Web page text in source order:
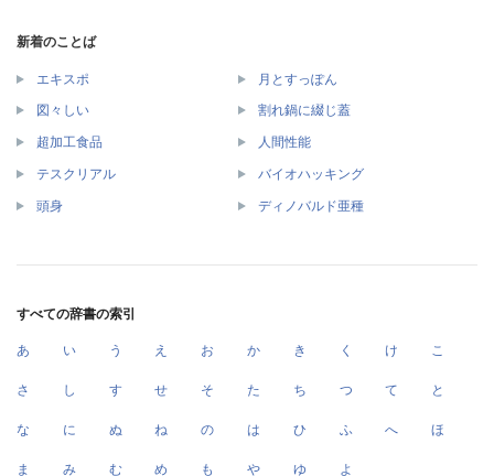
新着のことば
エキスポ 月とすっぽん
図々しい 割れ鍋に綴じ蓋
超加工食品 人間性能
テスクリアル バイオハッキング
頭身 ディノバルド亜種
すべての辞書の索引
あ い う え お か き く け こ
さ し す せ そ た ち つ て と
な に ぬ ね の は ひ ふ へ ほ
ま み む め も や ゆ よ